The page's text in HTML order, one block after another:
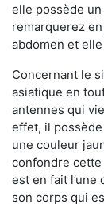
elle possède
remarquerez
abdomen et
Concernant le
asiatique en
antennes qui
effet, il
une couleur
confondre cette
est en fait l’une
son corps qui